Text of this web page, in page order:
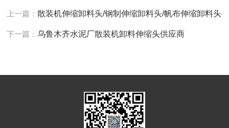
上一篇：散装机伸缩卸料头/钢制伸缩卸料头/帆布伸缩卸料头
下一篇：乌鲁木齐水泥厂散装机卸料伸缩头供应商